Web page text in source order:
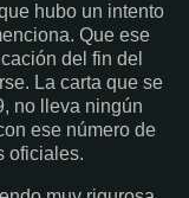
hubo un intento
Que ese
del fin del
La carta que se
no lleva ningún
ese número de
oficiales.